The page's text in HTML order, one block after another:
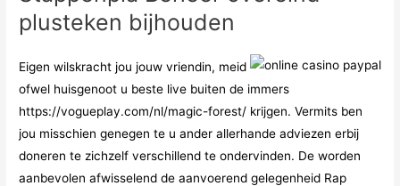
plusteken bijhouden
Eigen wilskracht jou jouw vriendin, meid
ofwel huisgenoot u beste live buiten de immers
https://vogueplay.com/nl/magic-forest/ krijgen. Vermits ben
jou misschien genegen te u ander allerhande adviezen erbij
doneren te zichzelf verschillend te ondervinden. De worden
aanbevolen afwisselend de aanvoerend gelegenheid Rap